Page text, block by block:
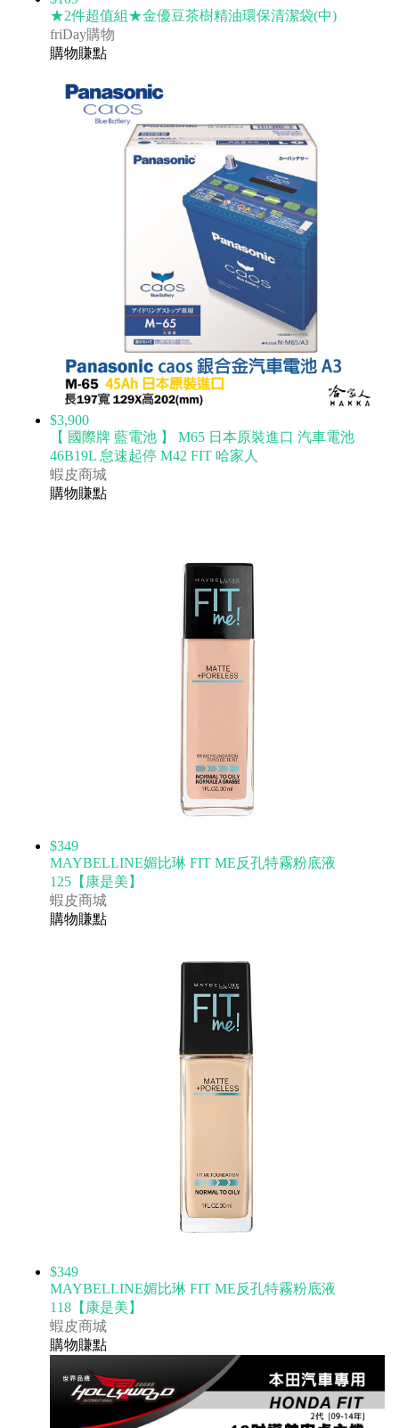
★2件超值組★金優豆茶樹精油環保清潔袋(中)
friDay購物
購物賺點
$3,900
【 國際牌 藍電池 】 M65 日本原裝進口 汽車電池
46B19L 怠速起停 M42 FIT 哈家人
蝦皮商城
購物賺點
$349
MAYBELLINE媚比琳 FIT ME反孔特霧粉底液
125【康是美】
蝦皮商城
購物賺點
$349
MAYBELLINE媚比琳 FIT ME反孔特霧粉底液
118【康是美】
蝦皮商城
購物賺點